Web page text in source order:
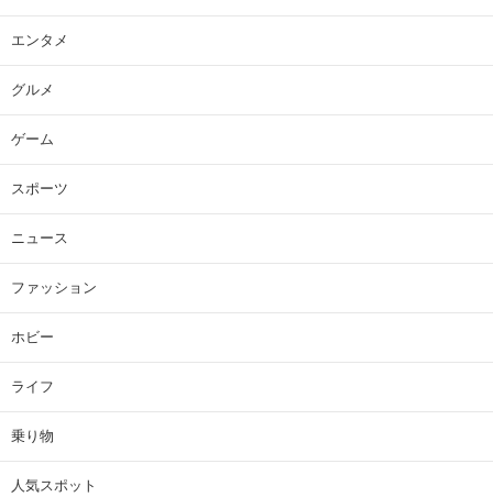
エンタメ
グルメ
ゲーム
スポーツ
ニュース
ファッション
ホビー
ライフ
乗り物
人気スポット